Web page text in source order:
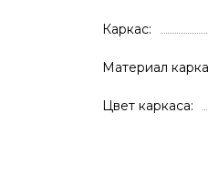
Каркас
Материал
Цвет каркаса